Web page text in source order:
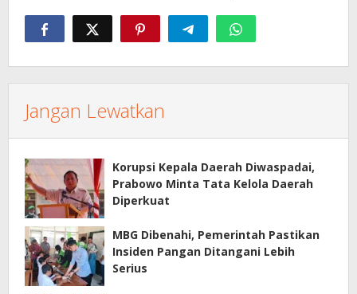
Jangan Lewatkan
Korupsi Kepala Daerah Diwaspadai,
Prabowo Minta Tata Kelola Daerah
Diperkuat
MBG Dibenahi, Pemerintah Pastikan
Insiden Pangan Ditangani Lebih
Serius